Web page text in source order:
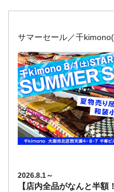
サマーセール／千
2026.8.1～
【店内全品がなんと半額